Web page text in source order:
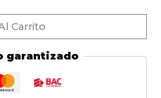
Carrito
garantizado